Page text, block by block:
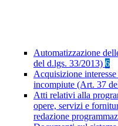
Automatizzazione
del d.lgs. 33/2013) 6
Acquisizione
incompiute (Art. 37
Atti relativi alla
opere, servizi e
redazione